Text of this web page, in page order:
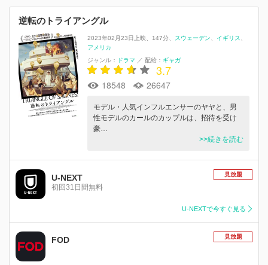
逆転のトライアングル
2023年02月23日上映 147分 スウェーデン
イギリス
アメリカ
ジャンル：
ドラマ ／ 配給： ギャガ
3.7
18548 26647
モデル・人気インフルエンサーのヤヤと、男
性モデルのカールのカップルは、招待を受け
豪…
>>続きを読む
U-NEXT
初回31日間無料
見放題
U-NEXTで今すぐ見る
FOD 見放題